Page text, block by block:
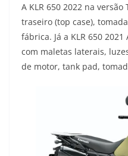
A KLR 650 2022 na
traseiro (top case),
fábrica. Já a KLR 650
com maletas laterais,
de motor, tank pad,